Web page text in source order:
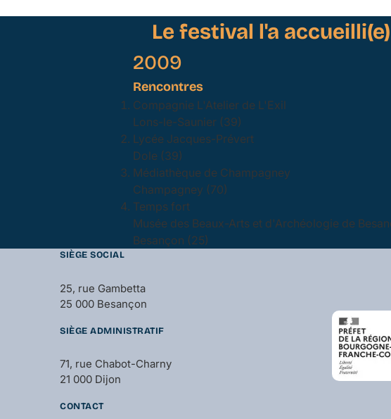
Le festival l'a accueilli(e)
2009
Rencontres
Compagnie L'Atelier de L'Exil
Lons-le-Saunier (39)
Lycée Jacques-Prévert
Dole (39)
Médiathèque de Champagney
Champagney (70)
Temps fort
Musée des Beaux-Arts et d'Archéologie de
Besançon (25)
SIÈGE SOCIAL
25, rue Gambetta
25 000 Besançon
SIÈGE ADMINISTRATIF
71, rue Chabot-Charny
21 000 Dijon
CONTACT